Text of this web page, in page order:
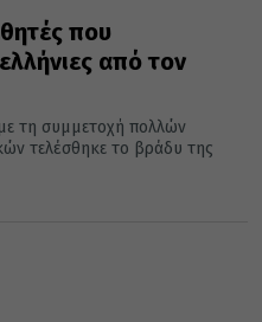
που
από τον
τη συμμετοχή πολλών
τελέσθηκε το βράδυ της